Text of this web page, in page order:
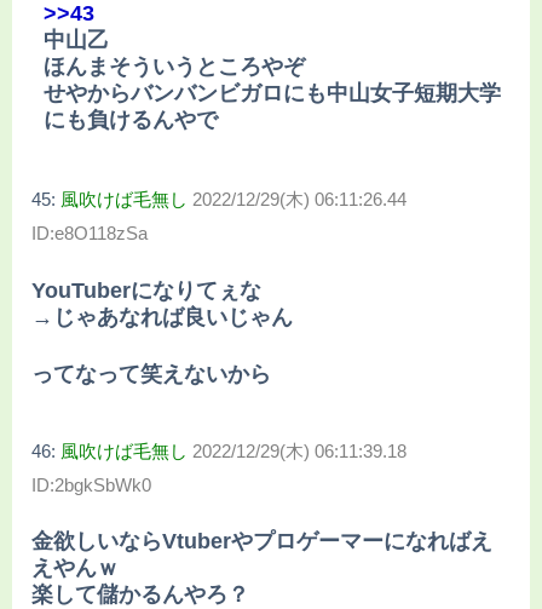
>>43
中山乙
ほんまそういうところやぞ
せやからバンバンビガロにも中山女子短期大学
にも負けるんやで
45: 風吹けば毛無し 2022/12/29(木) 06:11:26.44
ID:e8O118zSa
YouTuberになりてぇな
→じゃあなれば良いじゃん
ってなって笑えないから
46: 風吹けば毛無し 2022/12/29(木) 06:11:39.18
ID:2bgkSbWk0
金欲しいならVtuberやプロゲーマーになればえ
えやんｗ
楽して儲かるんやろ？